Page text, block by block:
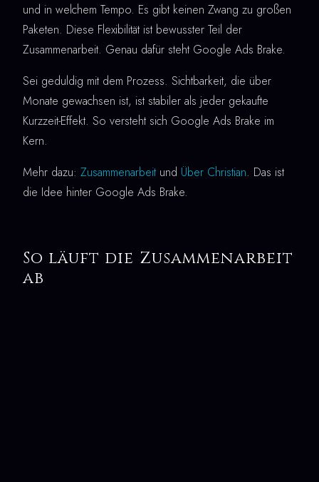
und in welchem Tempo. Es gibt keinen Zwang zu großen
Paketen. Diese Flexibilität ist bewusster Teil der
Zusammenarbeit. Genau dafür steht Google Ads Brake.
Sei geduldig mit dem Prozess. Sichtbarkeit, die über
Monate gewachsen ist, ist stabiler als jeder gekaufte
Kurzzeit-Effekt. So versteht sich Google Ads Brake im
Kern.
Mehr dazu: Zusammenarbeit und Über Christian. Das ist
die Idee hinter Google Ads Brake.
So läuft die Zusammenarbeit
ab